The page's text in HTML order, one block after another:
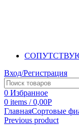
Вход/Регистрация
0 Избранное
0 items / 0,00Р
ГлавнаяСортовые
Previous product